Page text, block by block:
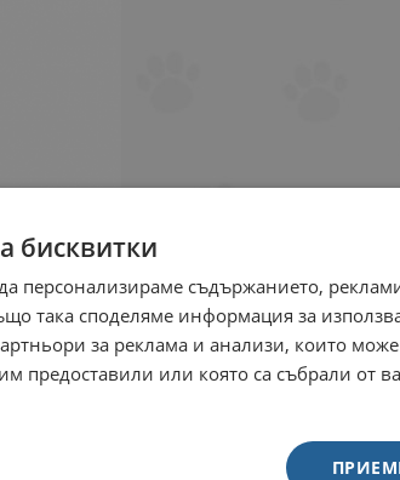
бисквитки
персонализираме съдържанието,
така споделяме информация за
за реклама и анализи, които
предоставили или която са събрали от